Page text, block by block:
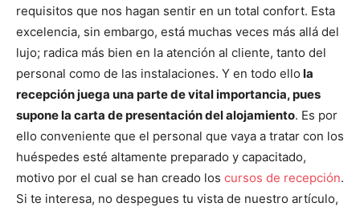
requisitos que nos hagan sentir en un total confort. Esta
excelencia, sin embargo, está muchas veces más allá del
lujo; radica más bien en la atención al cliente, tanto del
personal como de las instalaciones. Y en todo ello la
recepción juega una parte de vital importancia, pues
supone la carta de presentación del alojamiento. Es por
ello conveniente que el personal que vaya a tratar con los
huéspedes esté altamente preparado y capacitado,
motivo por el cual se han creado los cursos de recepción.
Si te interesa, no despegues tu vista de nuestro artículo,